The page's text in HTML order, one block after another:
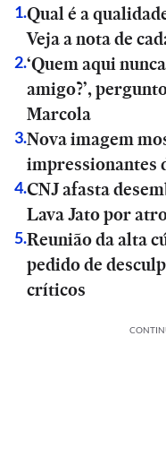
1.Qual é a
Veja a nota de
2.‘Quem aqui
amigo?’,
Marcola
3.Nova imagem
impressionantes
4.CNJ afasta
Lava Jato por
5.Reunião da alta
pedido de
críticos